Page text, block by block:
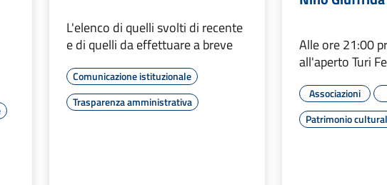
L'elenco di quelli svolti di recente
e di quelli da effettuare a breve
Comunicazione istituzionale
Trasparenza amministrativa
Alle ore 21:00
all'aperto Turi
Associazioni
Patrimonio